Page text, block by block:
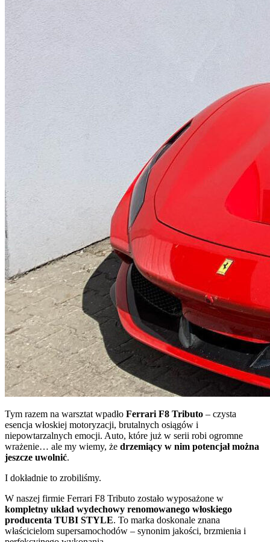
Tym razem na warsztat wpadło Ferrari F8 Tributo – czysta
esencja włoskiej motoryzacji, brutalnych osiągów i
niepowtarzalnych emocji. Auto, które już w serii robi ogromne
wrażenie… ale my wiemy, że drzemiący w nim potencjał można
jeszcze uwolnić.
I dokładnie to zrobiliśmy.
W naszej firmie Ferrari F8 Tributo zostało wyposażone w
kompletny układ wydechowy renomowanego włoskiego
producenta TUBI STYLE. To marka doskonale znana
właścicielom supersamochodów – synonim jakości, brzmienia i